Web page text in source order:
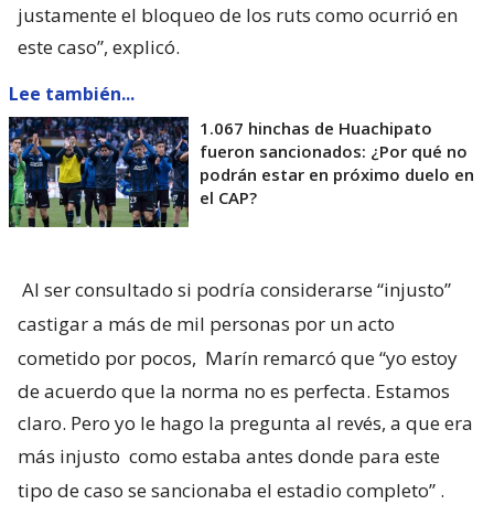
justamente el bloqueo de los ruts como ocurrió en
este caso”, explicó.
Lee también...
1.067 hinchas de Huachipato
fueron sancionados: ¿Por qué no
podrán estar en próximo duelo en
el CAP?
Al ser consultado si podría considerarse “injusto”
castigar a más de mil personas por un acto
cometido por pocos, Marín remarcó que “yo estoy
de acuerdo que la norma no es perfecta. Estamos
claro. Pero yo le hago la pregunta al revés, a que era
más injusto como estaba antes donde para este
tipo de caso se sancionaba el estadio completo” .